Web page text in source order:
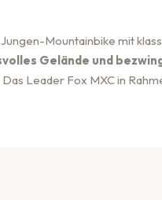
Mountainbike mit
Gelände und
Das Leader Fox MXC in